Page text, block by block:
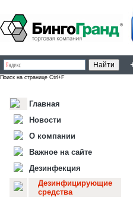
Поиск на странице Ctrl+F
Главная
Новости
О компании
Важное на сайте
Дезинфекция
Дезинфицирующие
средства